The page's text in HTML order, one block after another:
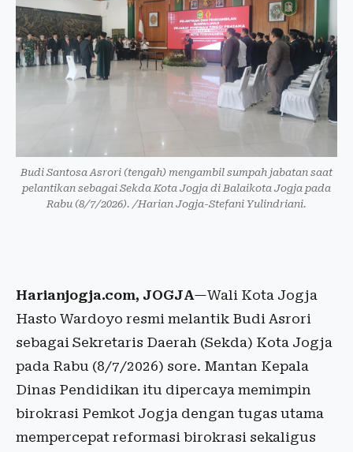
Budi Santosa Asrori (tengah) mengambil sumpah jabatan saat
pelantikan sebagai Sekda Kota Jogja di Balaikota Jogja pada
Rabu (8/7/2026). /Harian Jogja-Stefani Yulindriani.
Harianjogja.com, JOGJA—Wali Kota Jogja
Hasto Wardoyo resmi melantik Budi Asrori
sebagai Sekretaris Daerah (Sekda) Kota Jogja
pada Rabu (8/7/2026) sore. Mantan Kepala
Dinas Pendidikan itu dipercaya memimpin
birokrasi Pemkot Jogja dengan tugas utama
mempercepat reformasi birokrasi sekaligus